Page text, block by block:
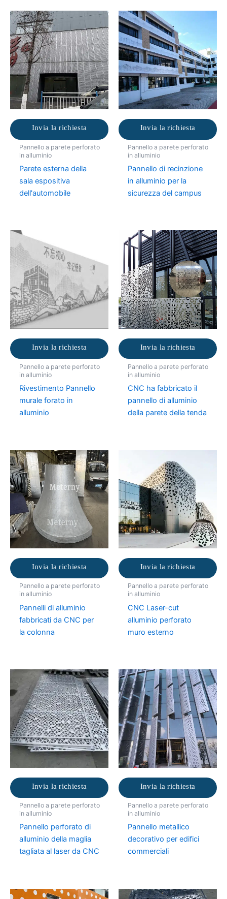
Invia la richiesta
Pannello a parete perforato
in alluminio
Parete esterna della
sala espositiva
dell'automobile
Invia la richiesta
Pannello a parete perforato
in alluminio
Pannello di recinzione
in alluminio per la
sicurezza del campus
Invia la richiesta
Pannello a parete perforato
in alluminio
Rivestimento Pannello
murale forato in
alluminio
Invia la richiesta
Pannello a parete perforato
in alluminio
CNC ha fabbricato il
pannello di alluminio
della parete della tenda
Invia la richiesta
Pannello a parete perforato
in alluminio
Pannelli di alluminio
fabbricati da CNC per
la colonna
Invia la richiesta
Pannello a parete perforato
in alluminio
CNC Laser-cut
alluminio perforato
muro esterno
Invia la richiesta
Pannello a parete perforato
in alluminio
Pannello perforato di
alluminio della maglia
tagliata al laser da CNC
Invia la richiesta
Pannello a parete perforato
in alluminio
Pannello metallico
decorativo per edifici
commerciali